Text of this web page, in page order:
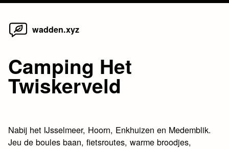
Skip
wadden.xyz
Camping Het
Twiskerveld
Nabij het IJsselmeer, Hoorn, Enkhuizen en Medemblik.
Jeu de boules baan, fietsroutes, warme broodjes,